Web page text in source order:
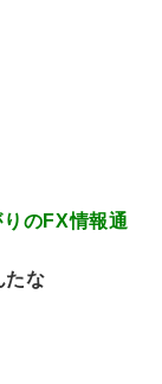
のFX情報通
たな